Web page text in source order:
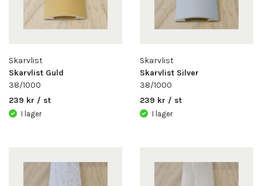
Skarvlist
Skarvlist Guld
38/1000
239 kr / st
I lager
Skarvlist
Skarvlist Silver
38/1000
239 kr / st
I lager